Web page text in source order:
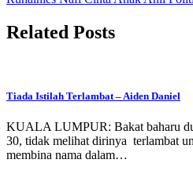
navigation
Related Posts
Tiada Istilah Terlambat – Aiden Daniel
KUALA LUMPUR: Bakat baharu
30, tidak melihat dirinya terlambat
membina nama dalam…